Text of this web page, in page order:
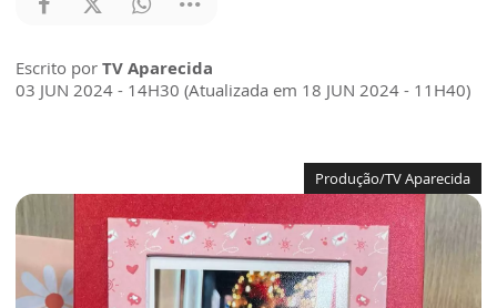
Escrito por TV Aparecida
03 JUN 2024 - 14H30 (Atualizada em 18 JUN 2024 - 11H40)
Produção/TV Aparecida